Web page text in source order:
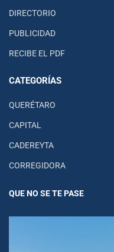
DIRECTORIO
PUBLICIDAD
RECIBE EL PDF
CATEGORÍAS
QUERÉTARO
CAPITAL
CADEREYTA
CORREGIDORA
QUE NO SE TE PASE